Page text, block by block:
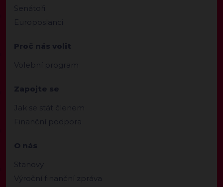
Senátoři
Europoslanci
Proč nás volit
Volební program
Zapojte se
Jak se stát členem
Finanční podpora
O nás
Stanovy
Výroční finanční zpráva